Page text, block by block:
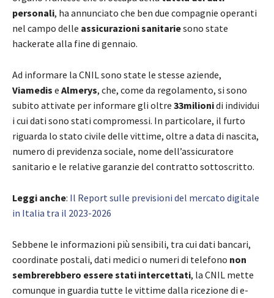
personali, ha annunciato che ben due compagnie operanti
nel campo delle assicurazioni sanitariesono state
hackerate alla fine di gennaio.
Ad informare la CNIL sono state le stesse aziende,
Viamedis e Almerys, che, come da regolamento, si sono
subito attivate per informare gli oltre 33milionidi individui
i cui dati sono stati compromessi. In particolare, il furto
riguarda lo stato civile delle vittime, oltre a data di nascita,
numero di previdenza sociale, nome dell’assicuratore
sanitario e le relative garanzie del contratto sottoscritto.
Leggi anche: Il Report sulle previsioni del mercato digitale
in Italia tra il 2023-2026
Sebbene le informazioni più sensibili, tra cui dati bancari,
coordinate postali, dati medici o numeri di telefono non
sembrerebbero essere stati intercettati, la CNIL mette
comunque in guardia tutte le vittime dalla ricezione di e-